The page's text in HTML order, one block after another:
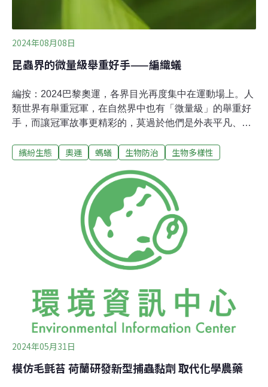
2024年08月08日
昆蟲界的微量級舉重好手——編織蟻
編按：2024巴黎奧運，各界目光再度集中在運動場上。人
類世界有舉重冠軍，在自然界中也有「微量級」的舉重好
手，而讓冠軍故事更精彩的，莫過於他們是外表平凡、身
能搬運的重量，以一名成年男性體重換算，相當於2到3輛
的陸域環境都有不同種類的螞蟻分布。目前全世界有紀錄
的螞蟻大約有14000種，牠們平時取食各式動植物的殘
骸，同時又身為多種動物的食物，是大自然裡重要的成
員。人們時常低估了螞蟻的本事，正如同各種諺語中，
「螞蟻」總是被用來形容微不足道的事物。然而那渺小的
身軀，卻擁有不成比例的力氣——「舉重」可說是任何螞
蟻都擁有的技能，多數種類的螞蟻都能夠輕易舉起重達自
名：Oecophylla smaragdina）又是數一數二的大力士。
一隻編織蟻的工蟻，能夠
繽紛生態 奧運 螞蟻 生物防治 生物多樣性
2024年05月31日
模仿毛氈苔 荷蘭研發新型捕蟲黏劑 取代化學農藥